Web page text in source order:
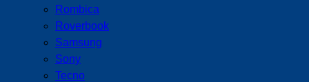
Rombica
Roverbook
Samsung
Sony
Tecno